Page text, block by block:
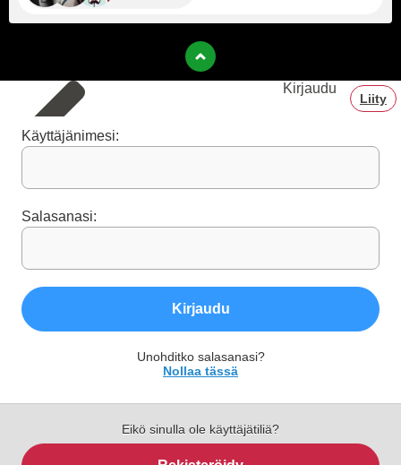
Kirjaudu
Liity
Käyttäjänimesi:
Salasanasi:
Kirjaudu
Unohditko salasanasi?
Nollaa tässä
Eikö sinulla ole käyttäjätiliä?